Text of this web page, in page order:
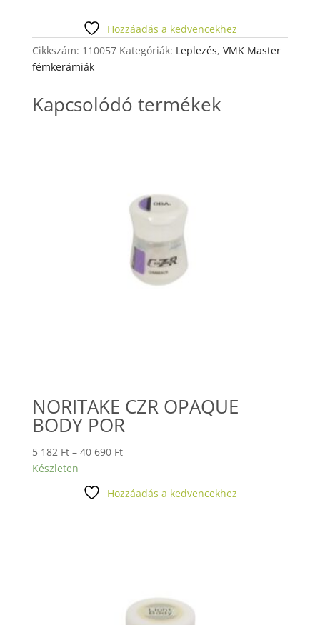
MASTER,
VMK95,
TITANKER.
DOB.)
Hozzáadás a kedvencekhez
Cikkszám: 110057 Kategóriák: Leplezés, VMK Master
fémkerámiák
Kapcsolódó termékek
NORITAKE CZR OPAQUE
BODY POR
5 182 Ft – 40 690 FtÁrtartomány:
-
Készleten
Hozzáadás a kedvencekhez